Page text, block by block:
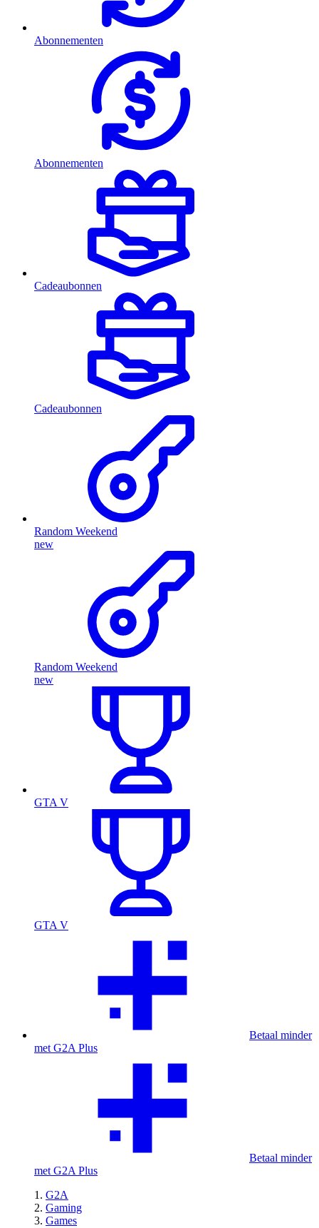
Abonnementen
Abonnementen
Cadeaubonnen
Cadeaubonnen
Random Weekend
new
Random Weekend
new
GTA V
GTA V
Betaal minder
met G2A Plus
Betaal minder
met G2A Plus
G2A
Gaming
Games